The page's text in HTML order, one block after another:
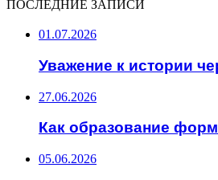
ПОСЛЕДНИЕ ЗАПИСИ
01.07.2026
Уважение к истории
27.06.2026
Как образование
05.06.2026